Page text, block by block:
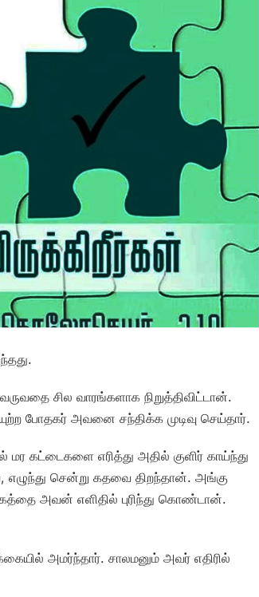
சில வாரங்களாக நிறுத்திவிட்டான்.
போதகர் அவனை சந்திக்க முடிவு செய்தார்.
மர கட்டைகளை எரித்து அதில் குளிர் காய்ந்து
சென்று கதவை திறந்தான். அங்கு
அவன் எளிதில் புரிந்து கொண்டான்.
அமர்ந்தார். சாலமனும் அவர் எதிரில்